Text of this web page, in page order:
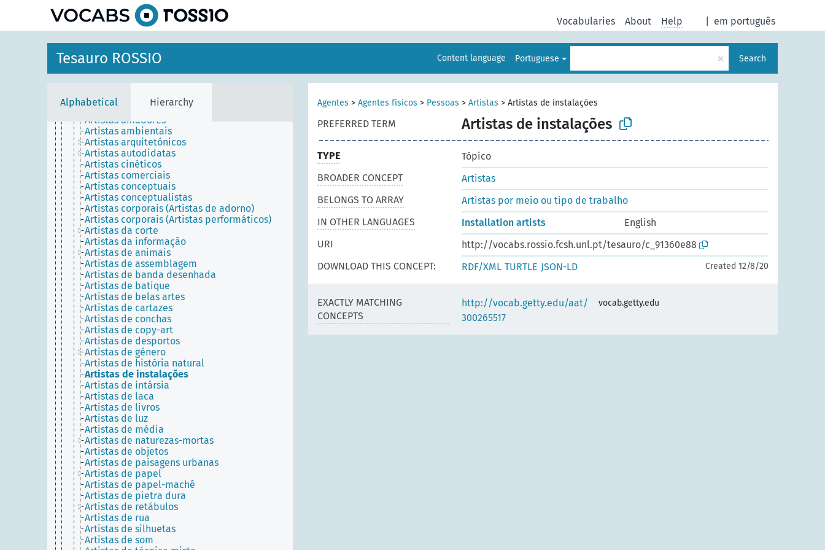
em português
Vocabularies About Help
Tesauro ROSSIO Content language Portuguese × Search
Alphabetical Hierarchy
Ardinas
Aristocratas
Armeiros (Fabricantes de armas de fogo)
Arqueiros (Artífices)
Arquitetos
Arrumadores
Artesãos
Artistas abstratos
Artistas académicos
Artistas amadores
Artistas ambientais
Artistas arquitetónicos
Artistas autodidatas
Artistas cinéticos
Artistas comerciais
Artistas conceptuais
Artistas conceptualistas
Artistas corporais (Artistas de adorno)
Artistas corporais (Artistas performáticos)
Artistas da corte
Artistas da informação
Artistas de animais
Artistas de assemblagem
Artistas de banda desenhada
Artistas de batique
Artistas de belas artes
Artistas de cartazes
Artistas de conchas
Artistas de copy-art
Artistas de desportos
Artistas de género
Artistas de história natural
Artistas de instalações
Artistas de intársia
Artistas de laca
Artistas de livros
Artistas de luz
Artistas de média
Artistas de naturezas-mortas
Artistas de objetos
Artistas de paisagens urbanas
Artistas de papel
Artistas de papel-machê
Artistas de pietra dura
Artistas de retábulos
Artistas de rua
Artistas de silhuetas
Artistas de som
Agentes > Agentes físicos > Pessoas > Artistas > Artistas de instalações
PREFERRED TERM Artistas de instalações
TYPE
Tópico
BROADER CONCEPT
Artistas
BELONGS TO ARRAY
Artistas por meio ou tipo de trabalho
IN OTHER LANGUAGES
Installation artists
English
URI
http://vocabs.rossio.fcsh.unl.pt/tesauro/c_91360e88
DOWNLOAD THIS CONCEPT:
RDF/XML TURTLE JSON-LD Created 12/8/20
EXACTLY MATCHING
CONCEPTS
http://vocab.getty.edu/aat/
300265517
vocab.getty.edu